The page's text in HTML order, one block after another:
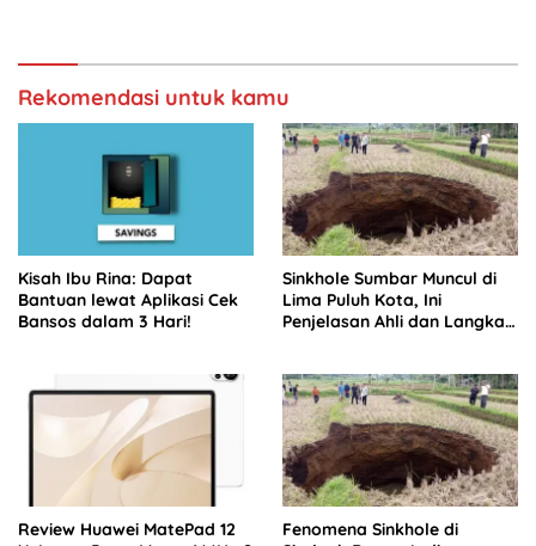
Rekomendasi untuk kamu
Kisah Ibu Rina: Dapat
Bantuan lewat Aplikasi Cek
Bansos dalam 3 Hari!
Sinkhole Sumbar Muncul di
Lima Puluh Kota, Ini
Penjelasan Ahli dan Langkah
Review Huawei MatePad 12
Fenomena Sinkhole di